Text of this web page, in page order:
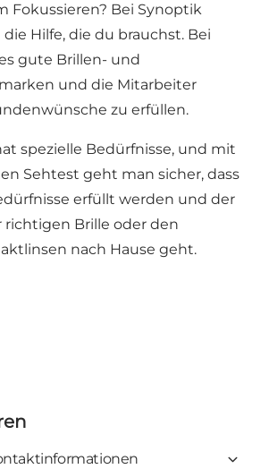
Fokussieren? Bei Synoptik
Hilfe, die du brauchst. Bei
gute Brillen- und
und die Mitarbeiter
zu erfüllen.
spezielle Bedürfnisse, und mit
Sehtest geht man sicher, dass
erfüllt werden und der
Brille oder den
nach Hause geht.